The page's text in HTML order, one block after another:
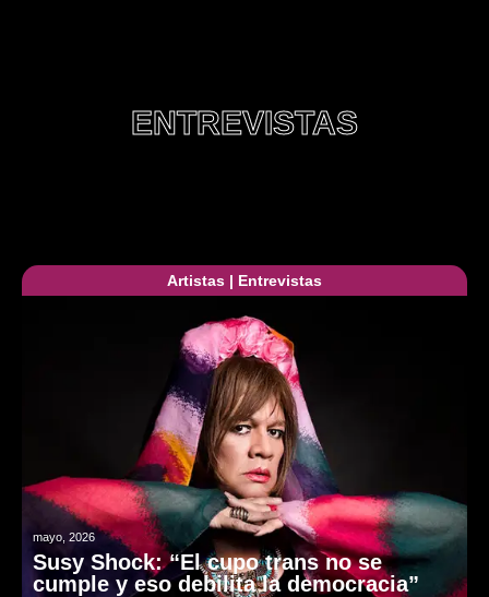
ENTREVISTAS
Artistas | Entrevistas
mayo, 2026
Susy Shock: “El cupo trans no se
cumple y eso debilita la democracia”